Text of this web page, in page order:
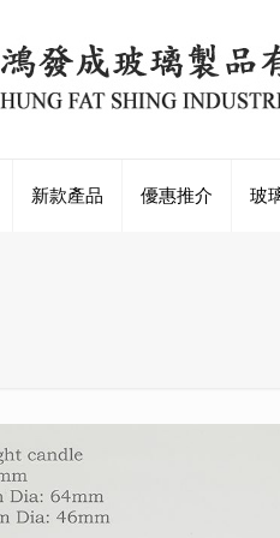
新款產品 優惠推介 玻